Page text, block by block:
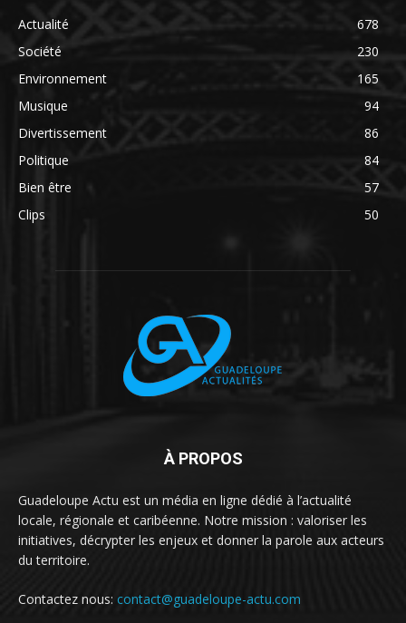
Actualité
678
Société
230
Environnement
165
Musique
94
Divertissement
86
Politique
84
Bien être
57
Clips
50
À PROPOS
Guadeloupe Actu est un média en ligne dédié à l’actualité
locale, régionale et caribéenne. Notre mission : valoriser les
initiatives, décrypter les enjeux et donner la parole aux acteurs
du territoire.
Contactez nous: contact@guadeloupe-actu.com